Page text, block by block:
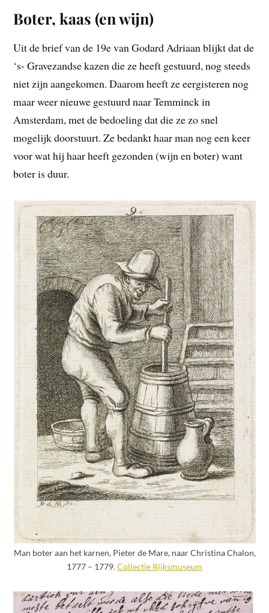
Boter, kaas (en wijn)
Uit de brief van de 19e van Godard Adriaan blijkt dat de
‘s- Gravezandse kazen die ze heeft gestuurd, nog steeds
niet zijn aangekomen. Daarom heeft ze eergisteren nog
maar weer nieuwe gestuurd naar Temminck in
Amsterdam, met de bedoeling dat die ze zo snel
mogelijk doorstuurt. Ze bedankt haar man nog een keer
voor wat hij haar heeft gezonden (wijn en boter) want
boter is duur.
Man boter aan het karnen, Pieter de Mare, naar Christina Chalon,
1777 – 1779.Collectie Rijksmuseum